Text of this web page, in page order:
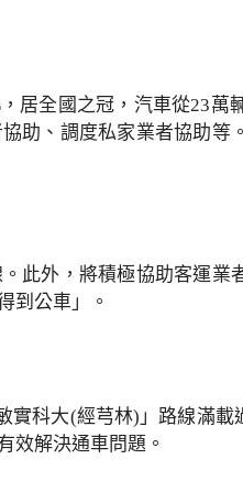
居全國之冠，汽車從23
助、調度私家業者協助
此外，將積極協助客運
到公車」。
科大(經芎林)」路線滿
效解決通車問題。